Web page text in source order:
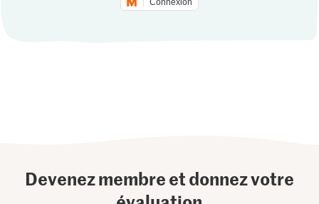
Connexion
Devenez membre et donnez votre